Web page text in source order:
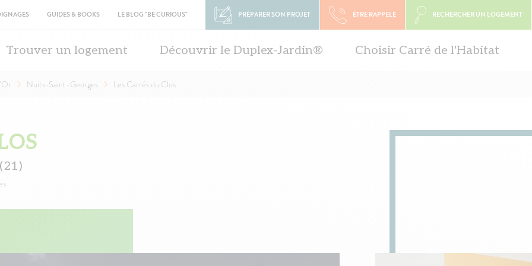
GUIDES & BOOKS LE BLOG "BE CURIOUS" PRÉPARER SON PROJET ÊTRE RAPPELÉ RECHERCHER UN LOGEMENT
Trouver un logement Découvrir le Duplex-Jardin® Choisir Carré de l'Habitat
Nuits-Saint-Georges Les Carrés du Clos